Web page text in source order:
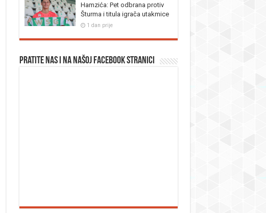
Hamzića: Pet odbrana protiv
Šturma i titula igrača utakmice
1 dan prije
Pratite nas i na našoj facebook stranici